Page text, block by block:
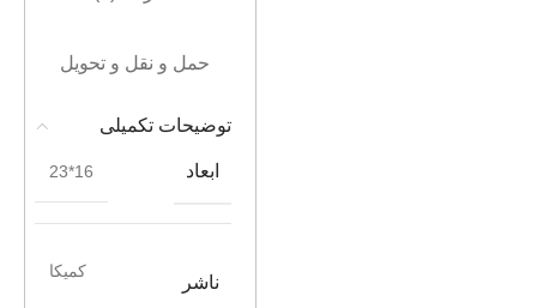
حمل و نقل و تحویل
توضیحات تکمیلی
ابعاد 16*23
ناشر
کمیکا